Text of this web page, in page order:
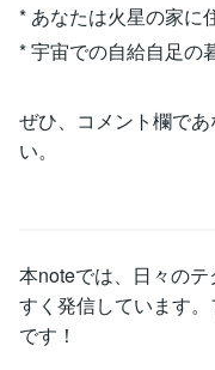
* あなたは火星の家に
* 宇宙での自給自足の
ぜひ、コメント欄で
い。
本noteでは、日々の
すく発信しています
です！